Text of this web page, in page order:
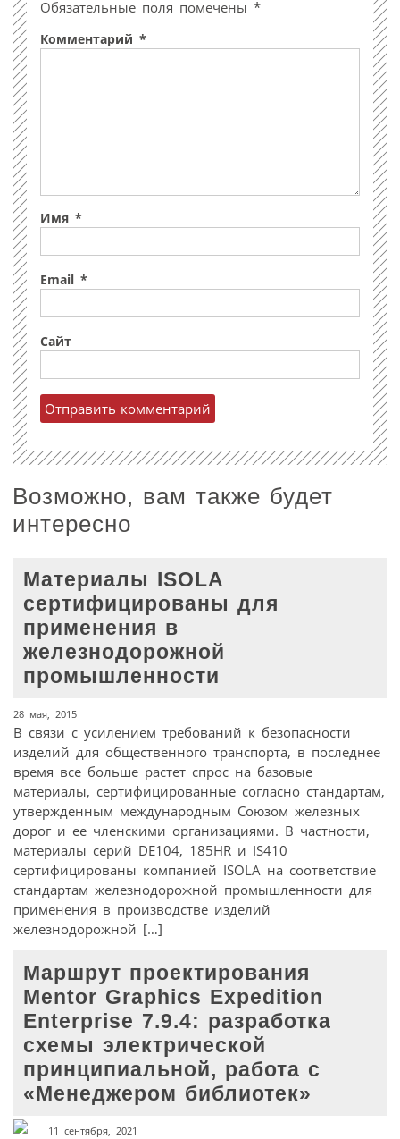
Обязательные поля помечены *
Комментарий *
Имя *
Email *
Сайт
Возможно, вам также будет
интересно
Материалы ISOLA
сертифицированы для
применения в
железнодорожной
промышленности
28 мая, 2015
В связи с усилением требований к безопасности
изделий для общественного транспорта, в последнее
время все больше растет спрос на базовые
материалы, сертифицированные согласно стандартам,
утвержденным международным Союзом железных
дорог и ее членскими организациями. В частности,
материалы серий DE104, 185HR и IS410
сертифицированы компанией ISOLA на соответствие
стандартам железнодорожной промышленности для
применения в производстве изделий
железнодорожной […]
Маршрут проектирования
Mentor Graphics Expedition
Enterprise 7.9.4: разработка
схемы электрической
принципиальной, работа с
«Менеджером библиотек»
11 сентября, 2021